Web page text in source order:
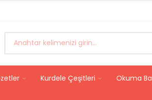
Kurdele Çeşitleri Okuma